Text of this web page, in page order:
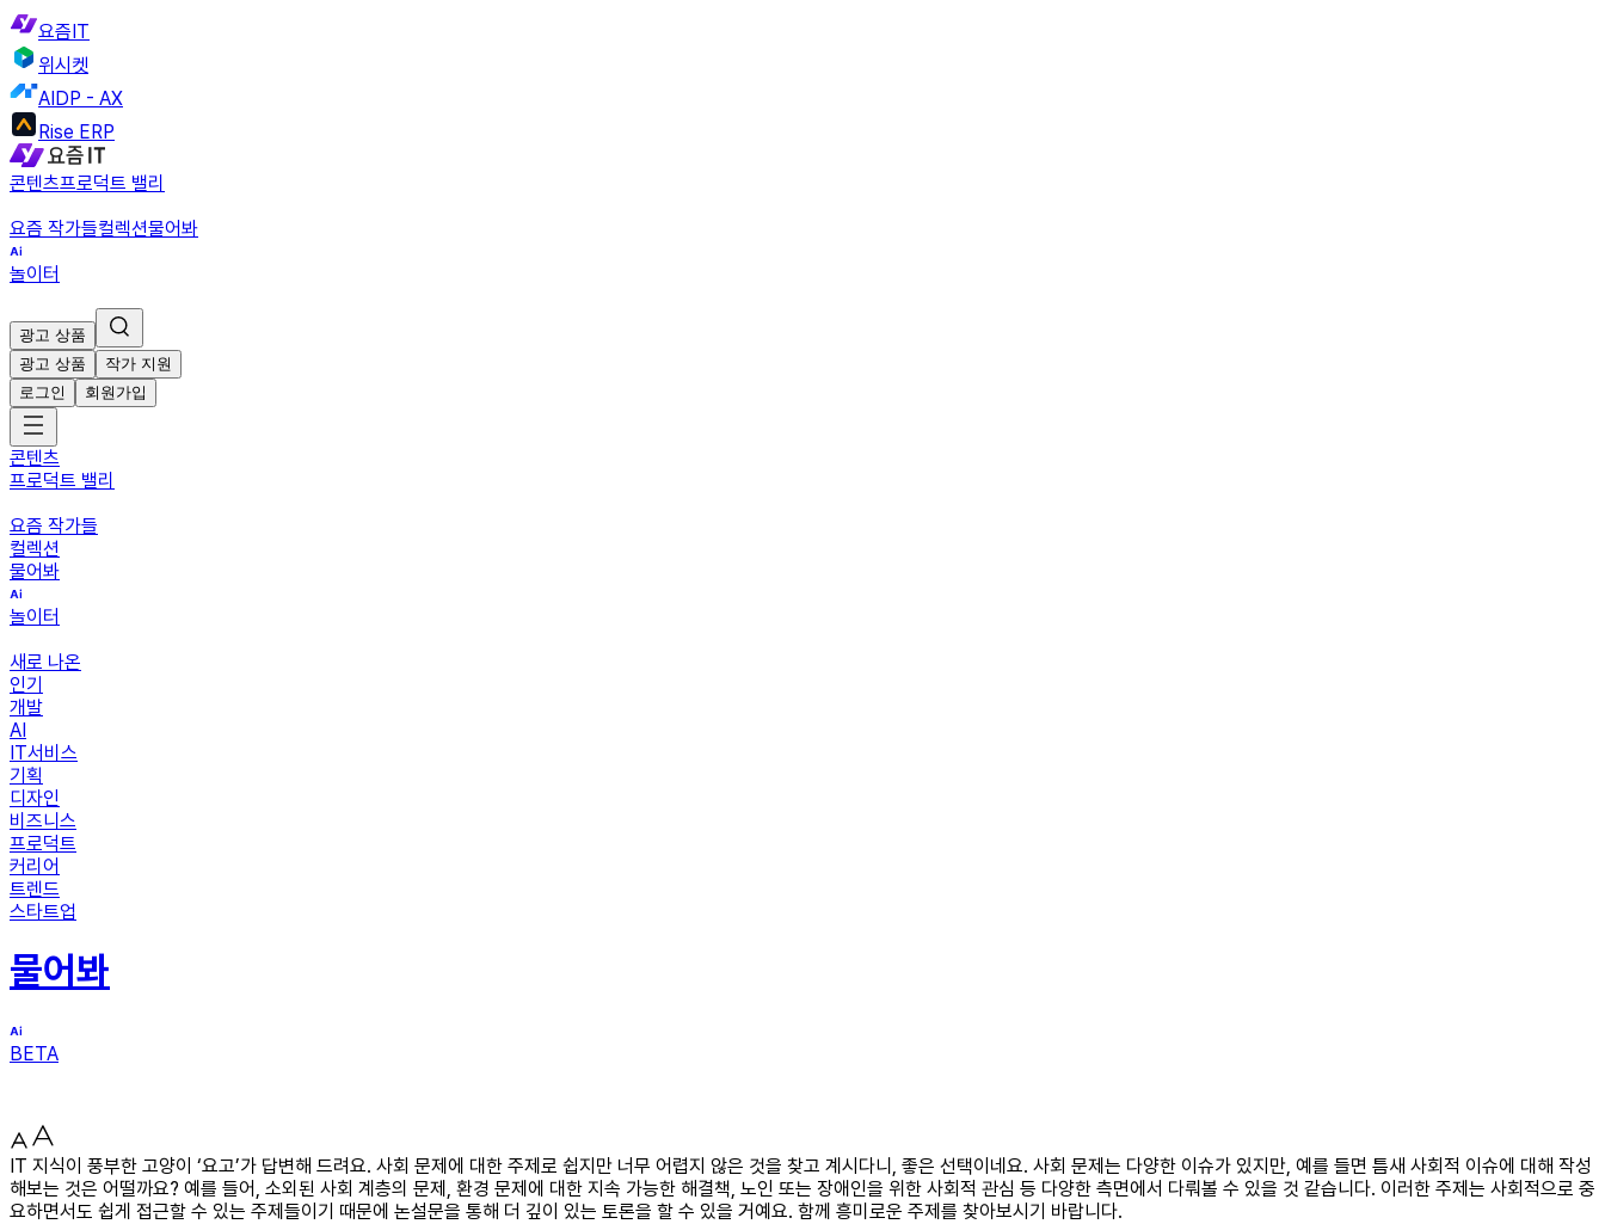
요즘IT
위시켓
AIDP - AX
Rise ERP
콘텐츠프로덕트 밸리
요즘 작가들컬렉션물어봐
놀이터
광고 상품
광고 상품
작가 지원
로그인
회원가입
콘텐츠
프로덕트 밸리
요즘 작가들
컬렉션
물어봐
놀이터
새로 나온
인기
개발
AI
IT서비스
기획
디자인
비즈니스
프로덕트
커리어
트렌드
스타트업
물어봐
BETA
IT 지식이 풍부한 고양이 ‘요고’가 답변해 드려요. 사회 문제에 대한 주제로 쉽지만 너무 어렵지 않은 것을 찾고 계시다니, 좋은 선택이네요. 사회 문제는 다양한 이슈가 있지만, 예를 들면 틈새 사회적 이슈에 대해 작성
해보는 것은 어떨까요? 예를 들어, 소외된 사회 계층의 문제, 환경 문제에 대한 지속 가능한 해결책, 노인 또는 장애인을 위한 사회적 관심 등 다양한 측면에서 다뤄볼 수 있을 것 같습니다. 이러한 주제는 사회적으로 중
요하면서도 쉽게 접근할 수 있는 주제들이기 때문에 논설문을 통해 더 깊이 있는 토론을 할 수 있을 거예요. 함께 흥미로운 주제를 찾아보시기 바랍니다.